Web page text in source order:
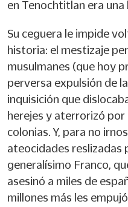
en Tenochtitlan era una
Su ceguera le impide
historia: el mestizaje
musulmanes (que hoy
perversa expulsión de
inquisición que
herejes y aterrorizó por
colonias. Y, para no
ateocidades reslizadas
generalísimo Franco,
asesinó a miles de
millones más les